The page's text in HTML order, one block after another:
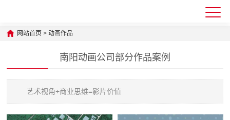
网站首页 >动画作品
南阳动画公司部分作品案例
艺术视角+商业思维=影片价值